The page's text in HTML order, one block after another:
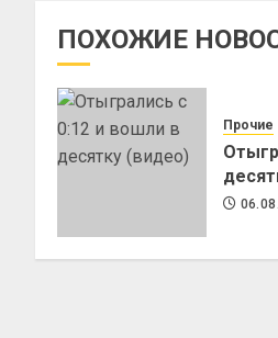
ПОХОЖИЕ
Прочие